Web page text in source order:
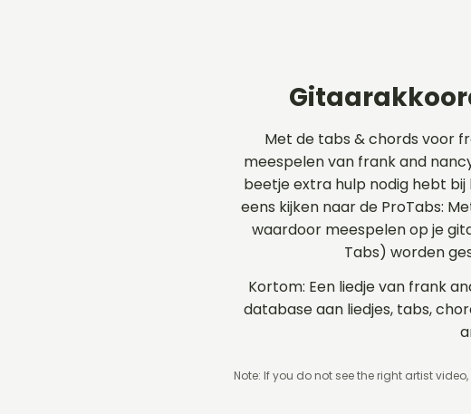
Met de tabs & chords voor
meespelen van frank and
beetje extra hulp nodig hebt
eens kijken naar de ProTabs:
waardoor meespelen op je
Tabs) worden
Kortom: Een liedje van frank
database aan liedjes, tabs,
Note: If you do not see the right artist